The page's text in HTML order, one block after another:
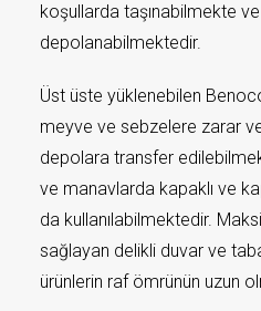
koşullarda taşınabilmekte
depolanabilmektedir.
Üst üste yüklenebilen
meyve ve sebzelere zarar
depolara transfer
ve manavlarda kapaklı ve
da kullanılabilmektedir.
sağlayan delikli duvar ve
ürünlerin raf ömrünün uzun